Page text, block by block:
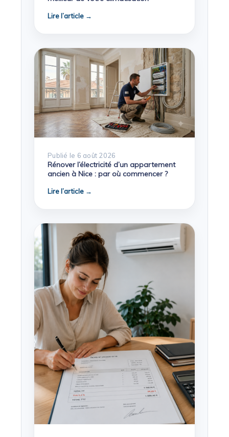
Lire l’article →
Publié le 6 août 2026
Rénover l’électricité d’un appartement
ancien à Nice : par où commencer ?
Lire l’article →